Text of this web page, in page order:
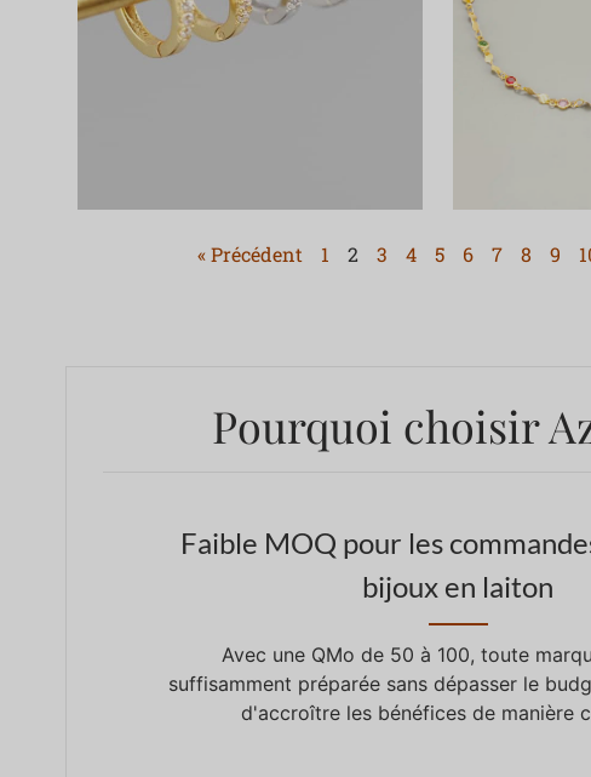
« Précédent 1 2 3 4 5 6 7 8 9
Pourquoi choisir
Faible MOQ pour les
bijoux en laiton
Avec une QMo de 50 à 100, toute
suffisamment préparée sans dépasser le
d'accroître les bénéfices de manière